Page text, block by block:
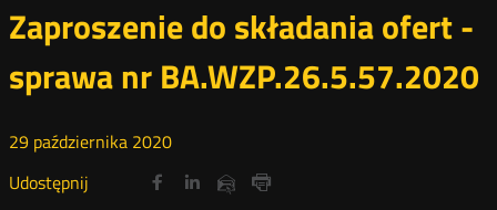
Zaproszenie do składania ofert -
sprawa nr BA.WZP.26.5.57.2020
29 października 2020
Udostępnij
Udostępnij
Otwórz Udostępnij
na
OtwórzUdostępnij
na
OtwórzUdostępnij
przez